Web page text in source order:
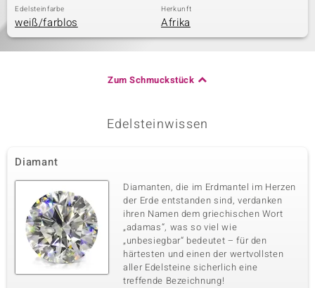
Edelsteinfarbe
weiß/farblos
Herkunft
Afrika
Zum Schmuckstück
Edelsteinwissen
Diamant
Diamanten, die im Erdmantel im Herzen
der Erde entstanden sind, verdanken
ihren Namen dem griechischen Wort
„adamas“, was so viel wie
„unbesiegbar“ bedeutet – für den
härtesten und einen der wertvollsten
aller Edelsteine sicherlich eine
treffende Bezeichnung!